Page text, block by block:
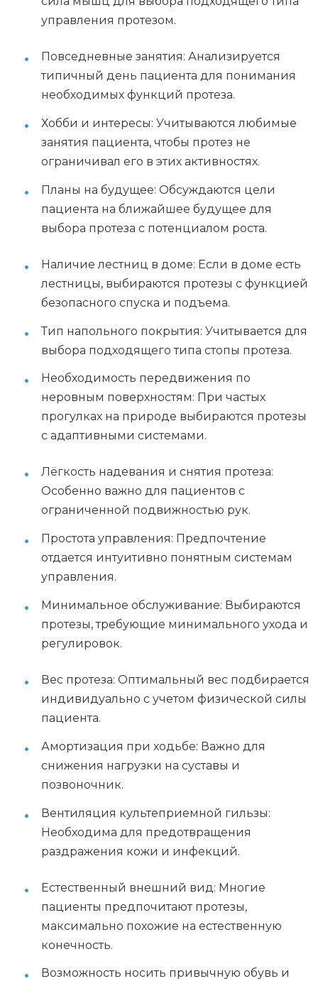
управления протезом.
Повседневные занятия: Анализируется
типичный день пациента для понимания
необходимых функций протеза.
Хобби и интересы: Учитываются любимые
занятия пациента, чтобы протез не
ограничивал его в этих активностях.
Планы на будущее: Обсуждаются цели
пациента на ближайшее будущее для
выбора протеза с потенциалом роста.
Наличие лестниц в доме: Если в доме есть
лестницы, выбираются протезы с функцией
безопасного спуска и подъема.
Тип напольного покрытия: Учитывается для
выбора подходящего типа стопы протеза.
Необходимость передвижения по
неровным поверхностям: При частых
прогулках на природе выбираются протезы
с адаптивными системами.
Лёгкость надевания и снятия протеза:
Особенно важно для пациентов с
ограниченной подвижностью рук.
Простота управления: Предпочтение
отдается интуитивно понятным системам
управления.
Минимальное обслуживание: Выбираются
протезы, требующие минимального ухода и
регулировок.
Вес протеза: Оптимальный вес подбирается
индивидуально с учетом физической силы
пациента.
Амортизация при ходьбе: Важно для
снижения нагрузки на суставы и
позвоночник.
Вентиляция культеприемной гильзы:
Необходима для предотвращения
раздражения кожи и инфекций.
Естественный внешний вид: Многие
пациенты предпочитают протезы,
максимально похожие на естественную
конечность.
Возможность носить привычную обувь и